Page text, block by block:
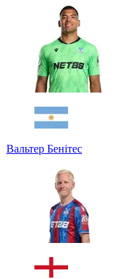
Вальтер Бенітес